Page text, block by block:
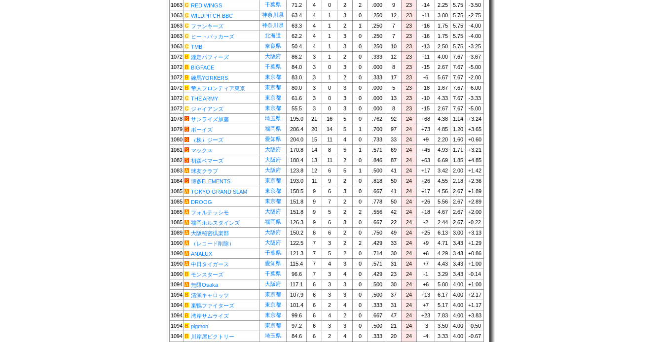
1063
RED WINGS 千葉県 71.2 4 0 2 2 .000 9 23 -14 2.25 5.75
-3.50
1063
WILDPITCH BBC 神奈川県 63.4 4 1 3 0 .250 12 23 -11 3.00 5.75
-2.75
1063
ファンキーズ 神奈川県 63.3 4 1 2 1 .250 7 23 -16 1.75 5.75
-4.00
1063
ヒートパッカーズ 北海道 62.2 4 1 3 0 .250 7 23 -16 1.75 5.75
-4.00
1063
TMB 奈良県 50.4 4 1 3 0 .250 10 23 -13 2.50 5.75
-3.25
1072
瀧定バフィーズ 大阪府 86.2 3 1 2 0 .333 12 23 -11 4.00 7.67
-3.67
1072
BIGFACE 千葉県 84.0 3 0 3 0 .000 8 23 -15 2.67 7.67
-5.00
1072
練馬YORKERS 東京都 83.0 3 1 2 0 .333 17 23 -6 5.67 7.67
-2.00
1072
帝人フロンティア東京 東京都 80.0 3 0 3 0 .000 5 23 -18 1.67 7.67
-6.00
1072
THE ARMY 東京都 61.6 3 0 3 0 .000 13 23 -10 4.33 7.67
-3.33
1072
ジャイアンズ 東京都 55.5 3 0 3 0 .000 8 23 -15 2.67 7.67
-5.00
1078
サンライズ加藤 埼玉県 195.0 21 16 5 0 .762 92 24 +68 4.38 1.14
+3.24
1079
ボーイズ 福岡県 206.4 20 14 5 1 .700 97 24 +73 4.85 1.20
+3.65
1080
（株）ジーズ 愛知県 204.0 15 11 4 0 .733 33 24 +9 2.20 1.60
+0.60
1081
マックス 大阪府 170.8 14 8 5 1 .571 69 24 +45 4.93 1.71
+3.21
1082
初森ベマーズ 大阪府 180.4 13 11 2 0 .846 87 24 +63 6.69 1.85
+4.85
1083
球友クラブ 大阪府 123.8 12 6 5 1 .500 41 24 +17 3.42 2.00
+1.42
1084
博多ELEMENTS 東京都 193.0 11 9 2 0 .818 50 24 +26 4.55 2.18
+2.36
1085
TOKYO GRAND SLAM 東京都 158.5 9 6 3 0 .667 41 24 +17 4.56 2.67
+1.89
1085
DROOG 東京都 151.8 9 7 2 0 .778 50 24 +26 5.56 2.67
+2.89
1085
フォルテッシモ 大阪府 151.8 9 5 2 2 .556 42 24 +18 4.67 2.67
+2.00
1085
福岡ホルスタインズ 福岡県 126.3 9 6 3 0 .667 22 24 -2 2.44 2.67
-0.22
1089
大阪秘密倶楽部 大阪府 150.2 8 6 2 0 .750 49 24 +25 6.13 3.00
+3.13
1090
（レコード削除） 大阪府 122.5 7 3 2 2 .429 33 24 +9 4.71 3.43
+1.29
1090
ANALUX 千葉県 121.3 7 5 2 0 .714 30 24 +6 4.29 3.43
+0.86
1090
中日タイガース 愛知県 115.4 7 4 3 0 .571 31 24 +7 4.43 3.43
+1.00
1090
モンスターズ 千葉県 96.6 7 3 4 0 .429 23 24 -1 3.29 3.43
-0.14
1094
無限Osaka 大阪府 117.1 6 3 3 0 .500 30 24 +6 5.00 4.00
+1.00
1094
清瀬キャロッツ 東京都 107.9 6 3 3 0 .500 37 24 +13 6.17 4.00
+2.17
1094
巣鴨ファイターズ 東京都 101.4 6 2 4 0 .333 31 24 +7 5.17 4.00
+1.17
1094
湾岸サムライズ 東京都 99.6 6 4 2 0 .667 47 24 +23 7.83 4.00
+3.83
1094
pigmon 東京都 97.2 6 3 3 0 .500 21 24 -3 3.50 4.00
-0.50
1094
川岸屋ビクトリー 埼玉県 84.6 6 2 4 0 .333 20 24 -4 3.33 4.00 -0.67